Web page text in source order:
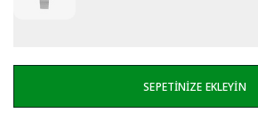
SEPETİNİZE EKLEYİN